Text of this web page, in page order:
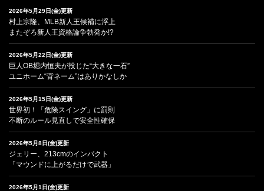
2026年5月29日(金)更新
村上宗隆、MLB新人王候補に浮上
またぞろ新人王資格論争勃発か!?
2026年5月22日(金)更新
巨人OB堀内恒夫が投じた“大きな一石”
ユニホーム“背ネーム”はありかなしか
2026年5月15日(金)更新
世界初！「危険スイング」に罰則
不断のルール見直しで安全性確保
2026年5月8日(金)更新
ジェリー、213cmのインパクト
「マウンドに上がるだけで武器」
2026年5月1日(金)更新